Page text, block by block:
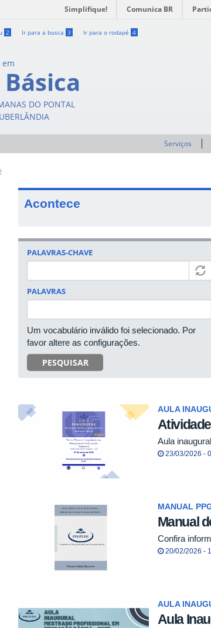
Simplifique! Comunica BR
2 Ir para a busca 3 Ir para o rodapé 4
em
DO PONTAL
Serviços
Acontece
PALAVRAS-CHAVE
PALAVRAS
Um vocabulário inválido foi selecionado. Por
favor altere as configurações.
PESQUISAR
AULA
Aula inaugural
23/03/2026 -
MANUAL
Manual
Confira
20/02/2026 -
AULA
Aula